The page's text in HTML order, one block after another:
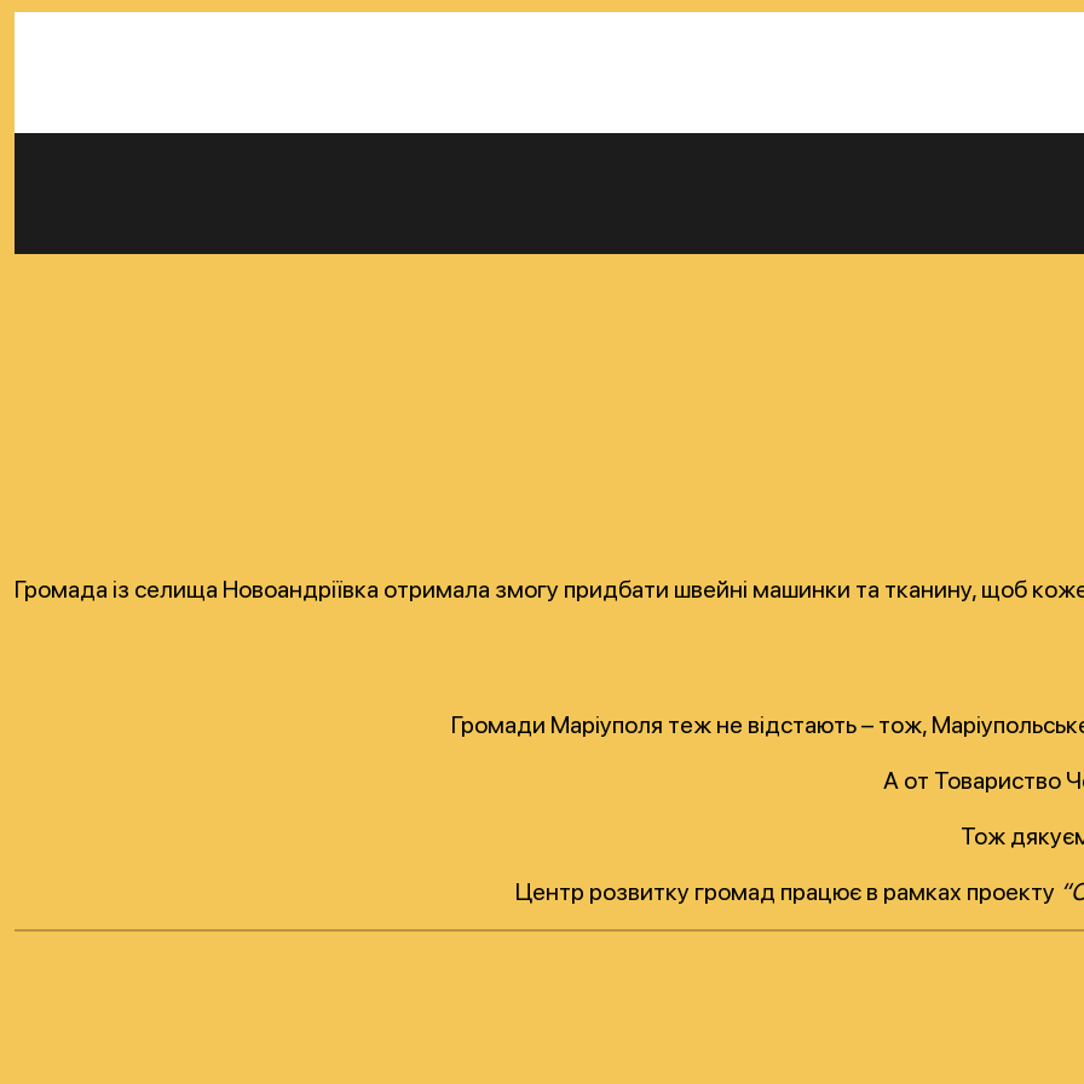
Громада із селища Новоандріївка отримала змогу придбати швейні машинки та тканину, щоб
Громади Маріуполя теж не відстають – тож,
А от Товариство
Тож
Центр розвитку громад працює в рамках проекту